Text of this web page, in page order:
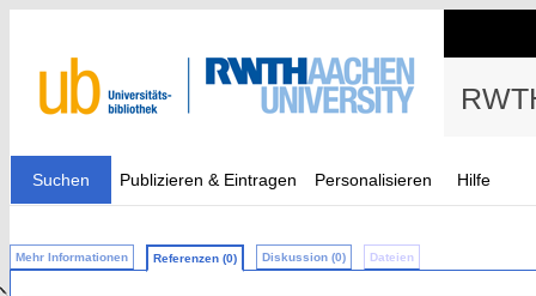
Suchen Publizieren & Eintragen Personalisieren Hilfe
Mehr Informationen Referenzen (0) Diskussion (0) Dateien